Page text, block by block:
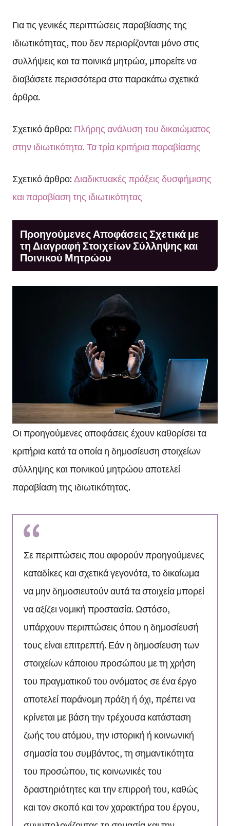
Για τις γενικές περιπτώσεις παραβίασης της
ιδιωτικότητας, που δεν περιορίζονται μόνο στις
συλλήψεις και τα ποινικά μητρώα, μπορείτε να
διαβάσετε περισσότερα στα παρακάτω σχετικά
άρθρα.
Σχετικό άρθρο:Πλήρης ανάλυση του δικαιώματος
στην ιδιωτικότητα. Τα τρία κριτήρια παραβίασης
Σχετικό άρθρο:Διαδικτυακές πράξεις δυσφήμισης
και παραβίαση της ιδιωτικότητας
Προηγούμενες Αποφάσεις Σχετικά με
τη Διαγραφή Στοιχείων Σύλληψης και
Ποινικού Μητρώου
Οι προηγούμενες αποφάσεις έχουν καθορίσει τα
κριτήρια κατά τα οποία η δημοσίευση στοιχείων
σύλληψης και ποινικού μητρώου αποτελεί
παραβίαση της ιδιωτικότητας.
Σε περιπτώσεις που αφορούν προηγούμενες
καταδίκες και σχετικά γεγονότα, το δικαίωμα
να μην δημοσιευτούν αυτά τα στοιχεία μπορεί
να αξίζει νομική προστασία. Ωστόσο,
υπάρχουν περιπτώσεις όπου η δημοσίευσή
τους είναι επιτρεπτή. Εάν η δημοσίευση των
στοιχείων κάποιου προσώπου με τη χρήση
του πραγματικού του ονόματος σε ένα έργο
αποτελεί παράνομη πράξη ή όχι, πρέπει να
κρίνεται με βάση την τρέχουσα κατάσταση
ζωής του ατόμου, την ιστορική ή κοινωνική
σημασία του συμβάντος, τη σημαντικότητα
του προσώπου, τις κοινωνικές του
δραστηριότητες και την επιρροή του, καθώς
και τον σκοπό και τον χαρακτήρα του έργου,